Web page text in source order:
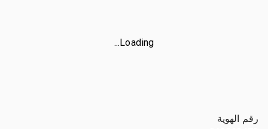
Loading...
رقم الهوية